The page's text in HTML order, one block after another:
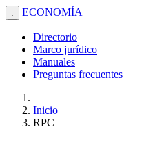
. ECONOMÍA
Directorio
Marco jurídico
Manuales
Preguntas frecuentes
Inicio
RPC